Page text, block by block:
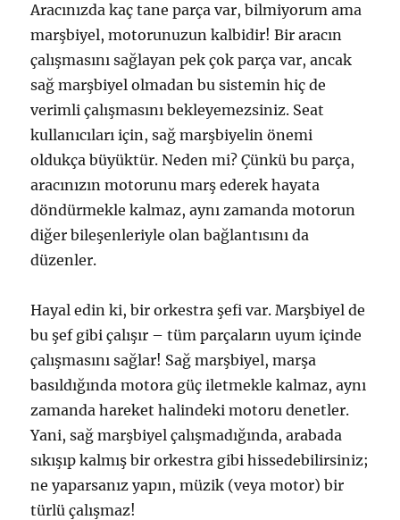
Aracınızda kaç tane parça var, bilmiyorum ama
marşbiyel, motorunuzun kalbidir! Bir aracın
çalışmasını sağlayan pek çok parça var, ancak
sağ marşbiyel olmadan bu sistemin hiç de
verimli çalışmasını bekleyemezsiniz. Seat
kullanıcıları için, sağ marşbiyelin önemi
oldukça büyüktür. Neden mi? Çünkü bu parça,
aracınızın motorunu marş ederek hayata
döndürmekle kalmaz, aynı zamanda motorun
diğer bileşenleriyle olan bağlantısını da
düzenler.
Hayal edin ki, bir orkestra şefi var. Marşbiyel de
bu şef gibi çalışır – tüm parçaların uyum içinde
çalışmasını sağlar! Sağ marşbiyel, marşa
basıldığında motora güç iletmekle kalmaz, aynı
zamanda hareket halindeki motoru denetler.
Yani, sağ marşbiyel çalışmadığında, arabada
sıkışıp kalmış bir orkestra gibi hissedebilirsiniz;
ne yaparsanız yapın, müzik (veya motor) bir
türlü çalışmaz!